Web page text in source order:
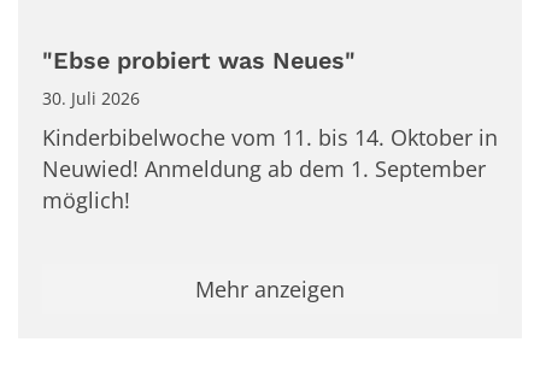
"Ebse probiert was Neues"
30. Juli 2026
Kinderbibelwoche vom 11. bis 14. Oktober in
Neuwied! Anmeldung ab dem 1. September
möglich!
Mehr anzeigen